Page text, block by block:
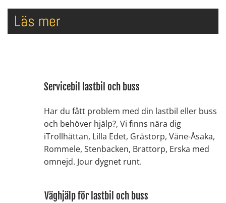
Läs mer
Servicebil lastbil och buss
Har du fått problem med din lastbil eller buss
och behöver hjälp?, Vi finns nära dig
iTrollhättan, Lilla Edet, Grästorp, Väne-Åsaka,
Rommele, Stenbacken, Brattorp, Erska med
omnejd. Jour dygnet runt.
Väghjälp för lastbil och buss